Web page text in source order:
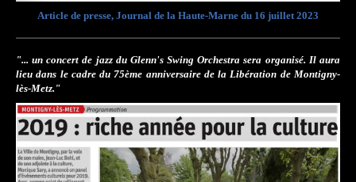
Article de presse, Journal de la Haute-Marne du 16 juillet 2023
"... un concert de jazz du Glenn's Swing Orchestra sera organisé. Il aura
lieu dans le cadre du 75ème anniversaire de la Libération de Montigny-
lès-Metz."